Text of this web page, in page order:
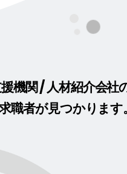
機関 / 人材紹介会社
職者が見つかります。